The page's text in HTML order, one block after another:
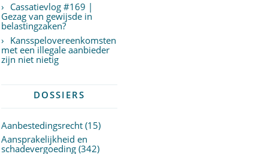
Cassatievlog #169 |
Gezag van gewijsde in
belastingzaken?
Kansspelovereenkomsten
met een illegale aanbieder
zijn niet nietig
DOSSIERS
Aanbestedingsrecht(15)
Aansprakelijkheid en
schadevergoeding(342)